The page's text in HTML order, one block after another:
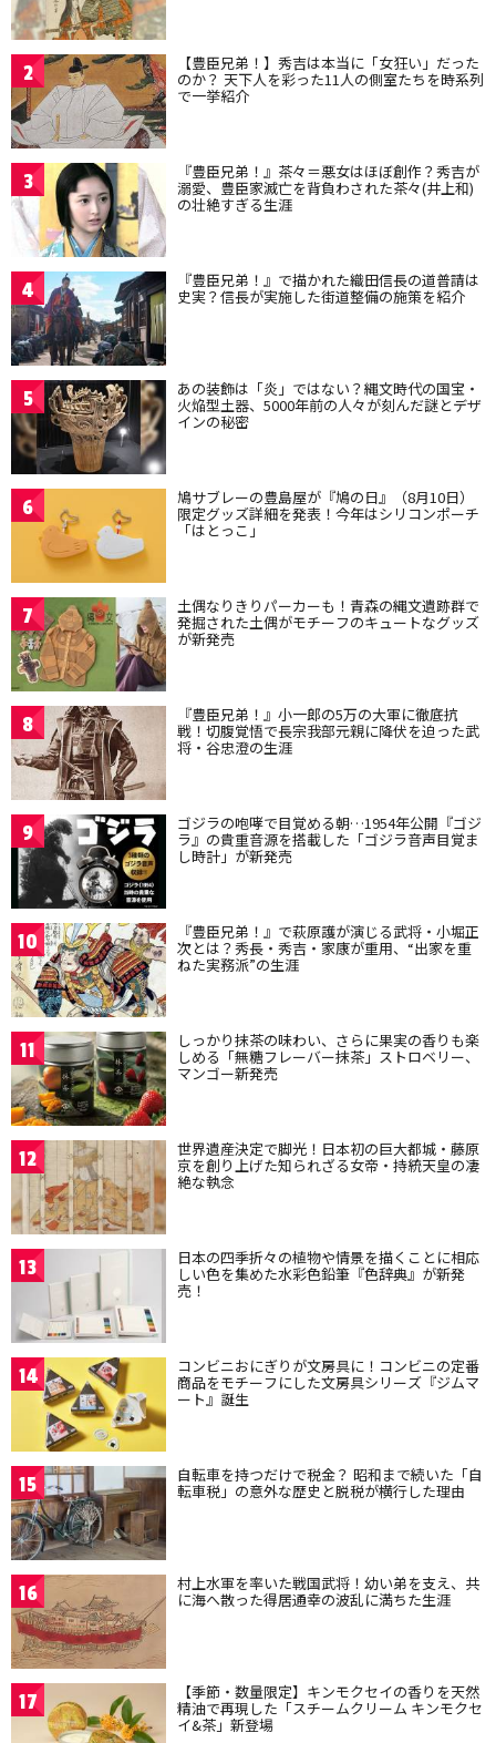
2 【豊臣兄弟！】秀吉は本当に「女狂い」だった
のか？ 天下人を彩った11人の側室たちを時系列
で一挙紹介
3 『豊臣兄弟！』茶々＝悪女はほぼ創作？秀吉が
溺愛、豊臣家滅亡を背負わされた茶々(井上和)
の壮絶すぎる生涯
4 『豊臣兄弟！』で描かれた織田信長の道普請は
史実？信長が実施した街道整備の施策を紹介
5 あの装飾は「炎」ではない？縄文時代の国宝・
火焔型土器、5000年前の人々が刻んだ謎とデザ
インの秘密
6 鳩サブレーの豊島屋が『鳩の日』（8月10日）
限定グッズ詳細を発表！今年はシリコンポーチ
「はとっこ」
7 土偶なりきりパーカーも！青森の縄文遺跡群で
発掘された土偶がモチーフのキュートなグッズ
が新発売
8 『豊臣兄弟！』小一郎の5万の大軍に徹底抗
戦！切腹覚悟で長宗我部元親に降伏を迫った武
将・谷忠澄の生涯
9 ゴジラの咆哮で目覚める朝…1954年公開『ゴジ
ラ』の貴重音源を搭載した「ゴジラ音声目覚ま
し時計」が新発売
10 『豊臣兄弟！』で萩原護が演じる武将・小堀正
次とは？秀長・秀吉・家康が重用、“出家を重
ねた実務派”の生涯
11 しっかり抹茶の味わい、さらに果実の香りも楽
しめる「無糖フレーバー抹茶」ストロベリー、
マンゴー新発売
12 世界遺産決定で脚光！日本初の巨大都城・藤原
京を創り上げた知られざる女帝・持統天皇の凄
絶な執念
13 日本の四季折々の植物や情景を描くことに相応
しい色を集めた水彩色鉛筆『色辞典』が新発
売！
14 コンビニおにぎりが文房具に！コンビニの定番
商品をモチーフにした文房具シリーズ『ジムマ
ート』誕生
15 自転車を持つだけで税金？ 昭和まで続いた「自
転車税」の意外な歴史と脱税が横行した理由
16 村上水軍を率いた戦国武将！幼い弟を支え、共
に海へ散った得居通幸の波乱に満ちた生涯
17 【季節・数量限定】キンモクセイの香りを天然
精油で再現した「スチームクリーム キンモクセ
イ&茶」新登場